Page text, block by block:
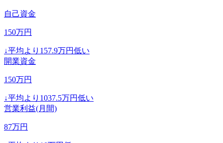
自己資金
150万円
↓平均より 157.9万円低い
開業資金
150万円
↓平均より 1037.5万円低い
営業利益(月間)
87万円